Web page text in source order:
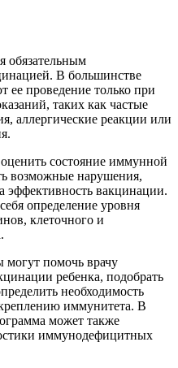
обязательным
В большинстве
ее проведение только при
таких как частые
аллергические реакции или
состояние иммунной
возможные нарушения,
эффективность вакцинации.
определение уровня
клеточного и
могут помочь врачу
ребенка, подобрать
необходимость
иммунитета. В
может также
иммунодефицитных